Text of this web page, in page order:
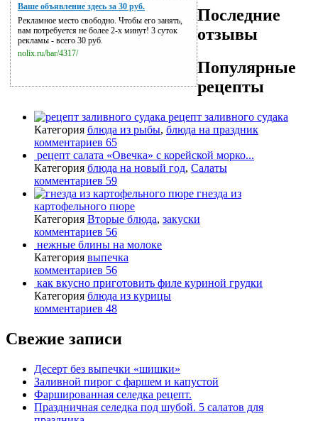
Ваше объявление здесь за 30 руб.
Рекламное место свободно. Чтобы его занять,
вам потребуется не более 2-х минут! 3 суток
рекламы - всего 30 руб.
nolix.ru/bar/4317/
Последние
отзывы
Популярные
рецепты
рецепт заливного судака
Категория блюда из рыбы, блюда на праздник
комментариев 65
рецепт салата «Овечка» с корейской морко...
Категория блюда на новый год, Салаты
комментариев 59
гнезда из
картофельного пюре
Категория Вторые блюда, закуски
комментариев 56
нежные блины на молоке
Категория выпечка
комментариев 56
как вкусно приготовить филе куриной грудки
Категория блюда из курицы
комментариев 48
Свежие записи
Десерт без выпечки «шишки»
Заливной пирог с фаршем и капустой
Фаршированная селедка рецепт.
Праздничная селедка под шубой. 5 салатов для